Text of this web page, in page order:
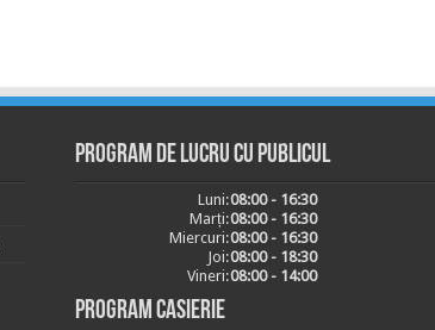
Program de lucru cu publicul
Luni:08:00 - 16:30
Marți:08:00 - 16:30
Miercuri:08:00 - 16:30
Joi:08:00 - 18:30
Vineri:08:00 - 14:00
Program casierie